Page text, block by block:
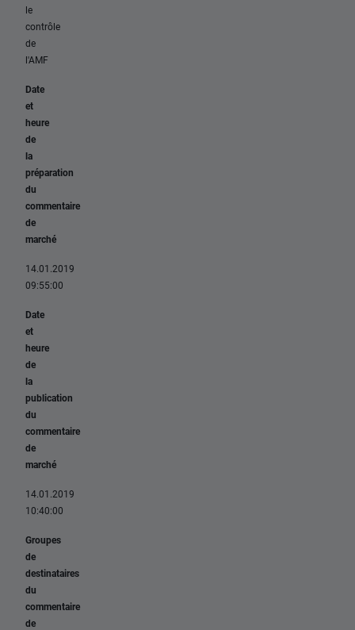
le
contrôle
de
l'AMF
Date
et
heure
de
la
préparation
du
commentaire
de
marché
14.01.2019
09:55:00
Date
et
heure
de
la
publication
du
commentaire
de
marché
14.01.2019
10:40:00
Groupes
de
destinataires
du
commentaire
de